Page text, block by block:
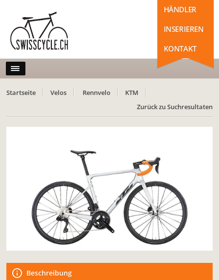
HÄNDLER
INSERIEREN
KONTAKT
Startseite Velos Rennvelo
KTM
Zurück zu Suchresultaten
Beschreibung